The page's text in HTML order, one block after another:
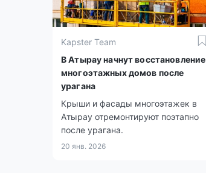
Kapster Team
В Атырау начнут восстановление
многоэтажных домов после
урагана
Крыши и фасады многоэтажек в
Атырау отремонтируют поэтапно
после урагана.
20 янв. 2026